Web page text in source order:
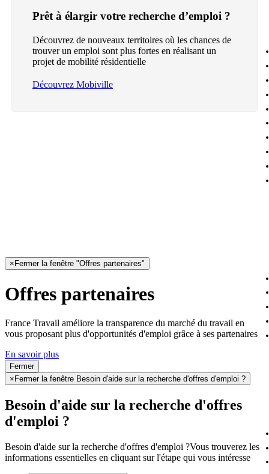
Prêt à élargir votre recherche d’emploi ?
Découvrez de nouveaux territoires où les chances de
trouver un emploi sont plus fortes en réalisant un
projet de mobilité résidentielle
Découvrez Mobiville
× Fermer la fenêtre "Offres partenaires"
Offres partenaires
France Travail améliore la transparence du marché du travail en
vous proposant plus d'opportunités d'emploi grâce à ses partenaires
En savoir plus
Fermer
× Fermer la fenêtre Besoin d'aide sur la recherche d'offres d'emploi ?
Besoin d'aide sur la recherche d'offres
d'emploi ?
Besoin d'aide sur la recherche d'offres d'emploi ?Vous trouverez les
informations essentielles en cliquant sur l'étape qui vous intéresse